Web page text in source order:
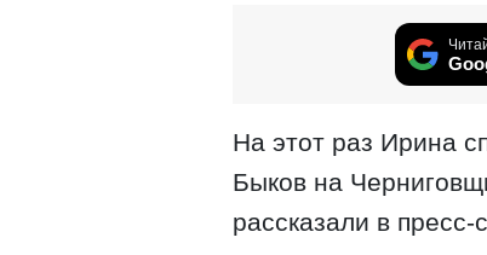
На этот раз Ирина
Быков на
рассказали в